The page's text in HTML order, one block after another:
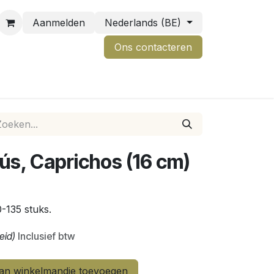
Aanmelden
Nederlands (BE)
Ons contacteren
Caprichos (16 cm)
135 stuks.
Inclusief btw
winkelmandje toevoegen